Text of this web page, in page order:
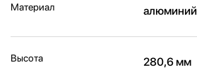
Материал алюминий
Высота 280,6 мм